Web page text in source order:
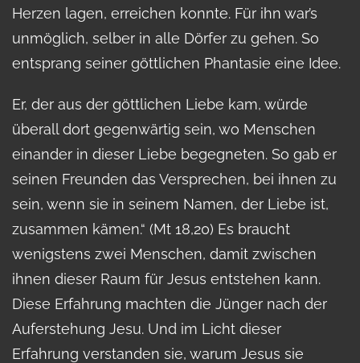
Herzen lagen, erreichen konnte. Für ihn war’s
unmöglich, selber in alle Dörfer zu gehen. So
entsprang seiner göttlichen Phantasie eine Idee.
Er, der aus der göttlichen Liebe kam, würde
überall dort gegenwärtig sein, wo Menschen
einander in dieser Liebe begegneten. So gab er
seinen Freunden das Versprechen, bei ihnen zu
sein, wenn sie in seinem Namen, der Liebe ist,
zusammen kämen.“ (Mt 18,20) Es braucht
wenigstens zwei Menschen, damit zwischen
ihnen dieser Raum für Jesus entstehen kann.
Diese Erfahrung machten die Jünger nach der
Auferstehung Jesu. Und im Licht dieser
Erfahrung verstanden sie, warum Jesus sie